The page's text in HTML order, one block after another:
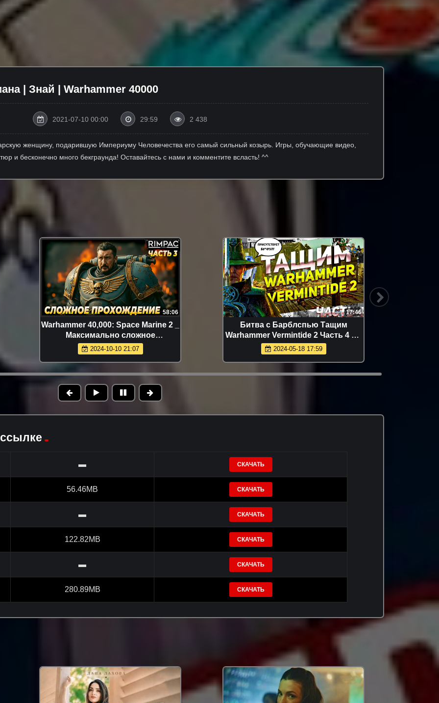
| Знай | Warhammer 40000
2021-07-10 00:00 29:59 2 438
женщину, подарившую Империуму Человечества его самый сильный козырь. Игры, обучающие видео,
и бесконечно много бекграунда! Оставайтесь с нами и комментите всласть! ^^
58:06
Warhammer 40,000: Space Marine 2 _
Максимально сложное
прохождение! _ Часть 3
2024-10-10 21:07
17:46
Битва с Барблспью Тащим
Warhammer Vermintide 2 Часть 4 ПК
#вархамер #крысы #видеоигры
2024-05-18 17:59
▬ СКАЧАТЬ
56.46MB СКАЧАТЬ
▬ СКАЧАТЬ
122.82MB СКАЧАТЬ
▬ СКАЧАТЬ
280.89MB СКАЧАТЬ